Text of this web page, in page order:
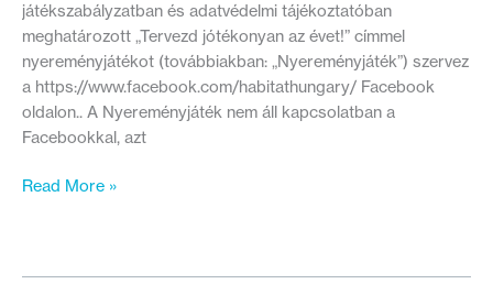
játékszabályzatban és adatvédelmi tájékoztatóban
meghatározott „Tervezd jótékonyan az évet!” címmel
nyereményjátékot (továbbiakban: „Nyereményjáték”) szervez
a https://www.facebook.com/habitathungary/ Facebook
oldalon.. A Nyereményjáték nem áll kapcsolatban a
Facebookkal, azt
„Tervezd
Read More »